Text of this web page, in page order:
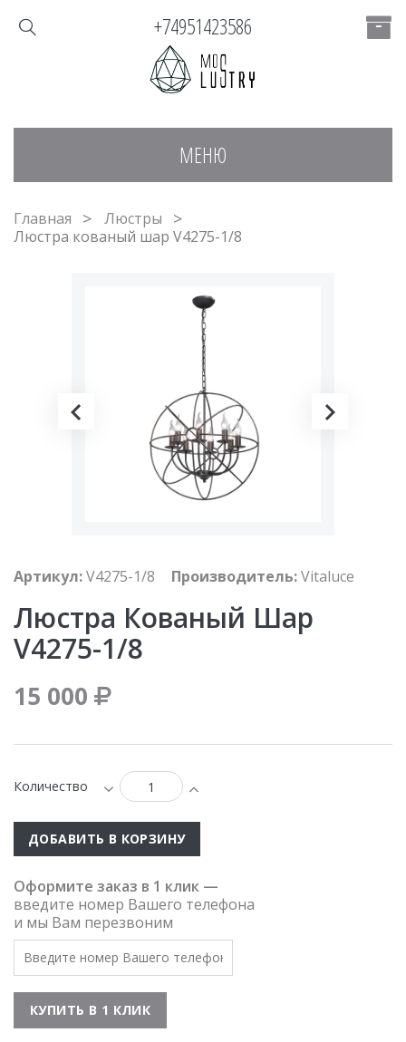
МЕНЮ
+74951423586
Главная
Люстры
Люстра кованый шар V4275-1/8
Артикул:V4275-1/8 Производитель:Vitaluce
Люстра Кованый Шар
V4275-1/8
15 000
Количество
ДОБАВИТЬ В КОРЗИНУ
Оформите заказ в 1 клик —
введите номер Вашего телефона
и мы Вам перезвоним